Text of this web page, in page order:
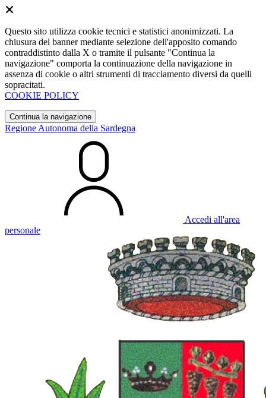
Questo sito utilizza cookie tecnici e statistici anonimizzati. La
chiusura del banner mediante selezione dell'apposito comando
contraddistinto dalla X o tramite il pulsante "Continua la
navigazione" comporta la continuazione della navigazione in
assenza di cookie o altri strumenti di tracciamento diversi da quelli
sopracitati.
COOKIE POLICY
Continua la navigazione
Regione Autonoma della Sardegna
Accedi all'area
personale